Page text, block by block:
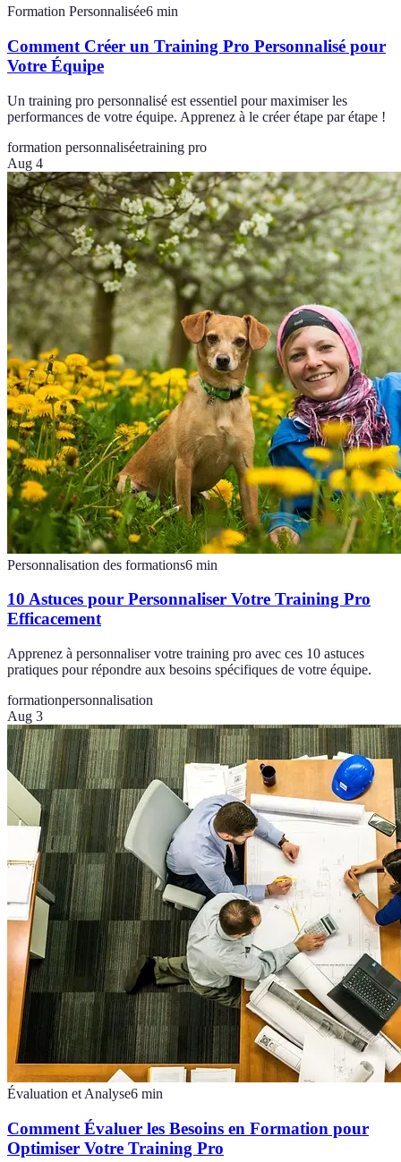
Formation Personnalisée6 min
Comment Créer un Training Pro Personnalisé pour
Votre Équipe
Un training pro personnalisé est essentiel pour maximiser les
performances de votre équipe. Apprenez à le créer étape par étape !
formation personnaliséetraining pro
Aug 4
Personnalisation des formations6 min
10 Astuces pour Personnaliser Votre Training Pro
Efficacement
Apprenez à personnaliser votre training pro avec ces 10 astuces
pratiques pour répondre aux besoins spécifiques de votre équipe.
formationpersonnalisation
Aug 3
Évaluation et Analyse6 min
Comment Évaluer les Besoins en Formation pour
Optimiser Votre Training Pro